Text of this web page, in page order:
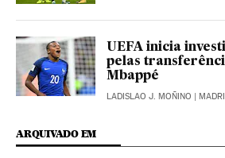
UEFA inicia
pelas
Mbappé
LADISLAO J. MOÑINO | MADRI
ARQUIVADO EM